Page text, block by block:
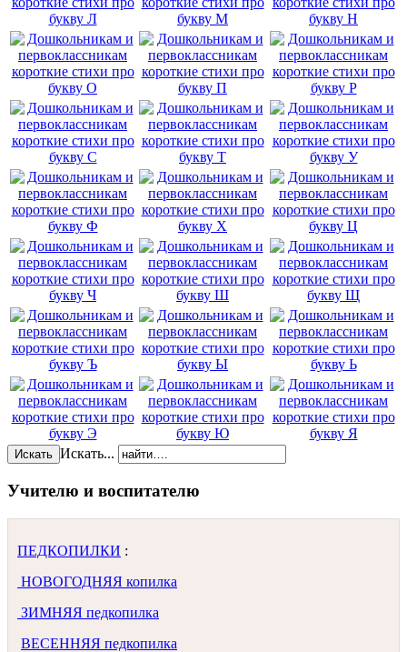
Искать Искать...
Учителю и воспитателю
ПЕДКОПИЛКИ :
НОВОГОДНЯЯ копилка
ЗИМНЯЯ педкопилка
ВЕСЕННЯЯ педкопилка